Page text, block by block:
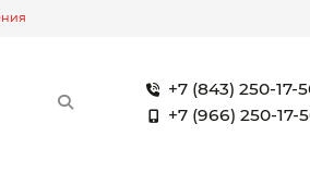
+7 (843) 250-17-
+7 (966) 250-17-